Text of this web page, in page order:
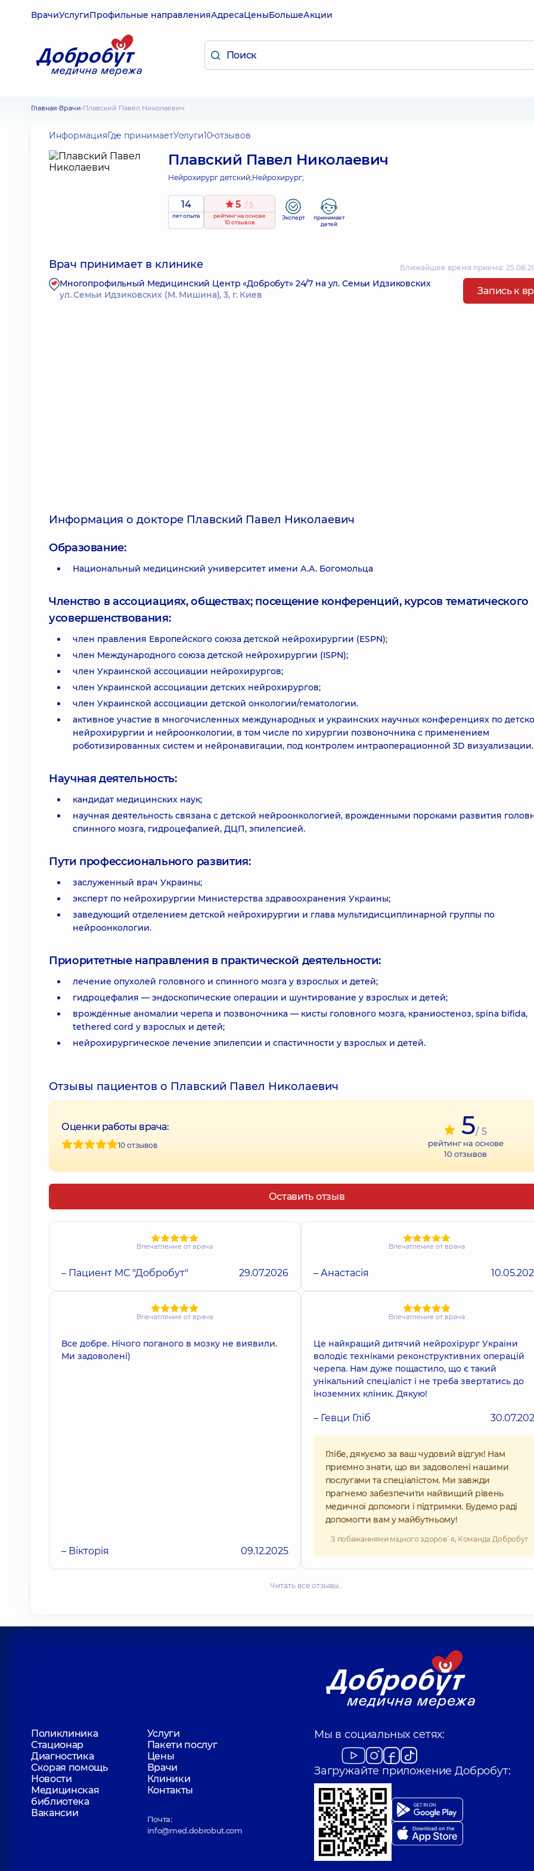
ВрачиУслугиПрофильные направленияАдресаЦеныБольшеАкции
Главная Врачи Плавский Павел Николаевич
ИнформацияГде принимаетУслуги10 отзывов
Плавский Павел Николаевич
Нейрохирург детский;Нейрохирург;
14
лет опыта
5 / 5
рейтингна основе
10 отзывов
Эксперт
принимает
детей
Врач принимает в клинике Ближайшее время приема:
Многопрофильный Медицинский Центр «Добробут» 24/7 на ул. Семьи Идзиковских
ул. Семьи Идзиковских (М. Мишина), 3, г. Киев
Запись к
Информация о докторе Плавский Павел Николаевич
Образование:
Национальный медицинский университет имени А.А. Богомольца
Членство в ассоциациях, обществах; посещение конференций, курсов тематического
усовершенствования:
член правления Европейского союза детской нейрохирургии (ESPN);
член Международного союза детской нейрохирургии (ISPN);
член Украинской ассоциации нейрохирургов;
член Украинской ассоциации детских нейрохирургов;
член Украинской ассоциации детской онкологии/гематологии.
активное участие в многочисленных международных и украинских научных конференциях по
нейрохирургии и нейроонкологии, в том числе по хирургии позвоночника с применением
роботизированных систем и нейронавигации, под контролем интраоперационной 3D визуализации.
Научная деятельность:
кандидат медицинских наук;
научная деятельность связана с детской нейроонкологией, врожденными пороками развития
спинного мозга, гидроцефалией, ДЦП, эпилепсией.
Пути профессионального развития:
заслуженный врач Украины;
эксперт по нейрохирургии Министерства здравоохранения Украины;
заведующий отделением детской нейрохирургии и глава мультидисциплинарной группы по
нейроонкологии.
Приоритетные направления в практической деятельности:
лечение опухолей головного и спинного мозга у взрослых и детей;
гидроцефалия — эндоскопические операции и шунтирование у взрослых и детей;
врождённые аномалии черепа и позвоночника — кисты головного мозга, краниостеноз, spina bifida,
tethered cord у взрослых и детей;
нейрохирургическое лечение эпилепсии и спастичности у взрослых и детей.
Отзывы пациентов о Плавский Павел Николаевич
Оценки работы врача:
10 отзывов
5/ 5
рейтинг на основе
10 отзывов
Оставить отзыв
Впечатление от врача
– Пациент МС "Добробут" 29.07.2026
Впечатление от врача
– Анастасія
Впечатление от врача
Все добре. Нічого поганого в мозку не виявили.
Ми задоволені)
– Вікторія 09.12.2025
Впечатление от врача
Це найкращий дитячий нейрохірург України
володіє техніками реконструктивних операцій
черепа. Нам дуже пощастило, що є такий
унікальний спеціаліст і не треба звертатись до
іноземних кліник. Дякую!
– Гевци Гліб
Глібе, дякуємо за ваш чудовий відгук! Нам
приємно знати, що ви задоволені нашими
послугами та спеціалістом. Ми завжди
прагнемо забезпечити найвищий рівень
медичної допомоги і підтримки. Будемо раді
допомогти вам у майбутньому!
З побажаннями міцного здоров`я, Команда Добробут
Читать все отзывы…
Поликлиника
Услуги
Стационар
Пакети послуг
Диагностика
Цены
Скорая помощь
Врачи
Новости
Клиники
Медицинская
библиотека
Контакты
Вакансии
Почта:
info@med.dobrobut.com
Мы в социальных сетях:
Загружайте приложение Добробут: